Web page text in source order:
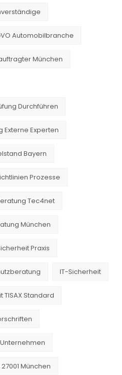
Automobilbranche
München
Durchführen
Externe Experten
Bayern
Prozesse
Tec4net
München
Praxis
IT-Sicherheit
TISAX Standard
München